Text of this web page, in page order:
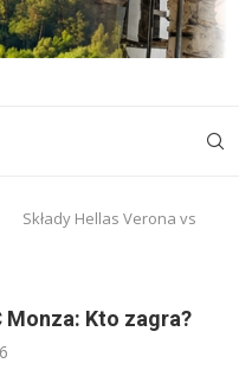
Składy Hellas Verona vs
Monza: Kto zagra?